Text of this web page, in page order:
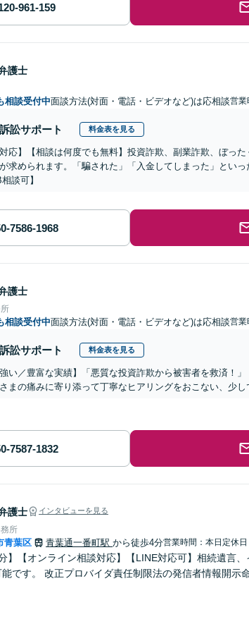
護士
相談受付中面談方法(対面・電話・ビデオなど)は応相談営業
訟サポート 料金表を見る
対応】【相談は何度でも無料】投資詐欺、副業詐欺、ぼっ
求められます。「騙された」「入金してしまった」とい
談可】
護士
相談受付中面談方法(対面・電話・ビデオなど)は応相談営業
訟サポート 料金表を見る
強い／豊富な実績】「悪質な投資詐欺から被害者を救済！
まの痛みに寄り添って丁寧なヒアリングをおこない、少
護士 インタビューを見る
所
青葉区 青葉通一番町駅 から徒歩4分営業時間：本日定休日
】【オンライン相談対応】【LINE対応可】相続遺言
です。 改正プロバイダ責任制限法の発信者情報開示